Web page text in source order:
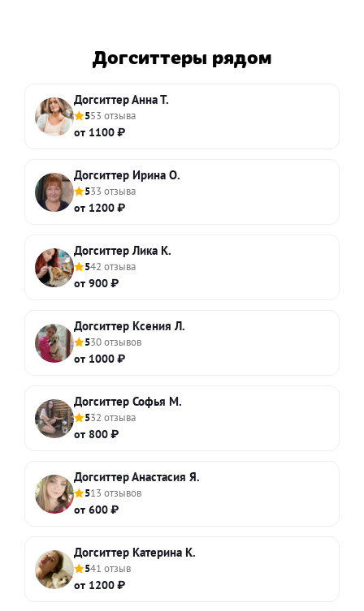
Догситтеры рядом
Догситтер Анна Т.
553 отзыва
от 1100 ₽
Догситтер Ирина О.
533 отзыва
от 1200 ₽
Догситтер Лика К.
542 отзыва
от 900 ₽
Догситтер Ксения Л.
530 отзывов
от 1000 ₽
Догситтер Софья М.
532 отзыва
от 800 ₽
Догситтер Анастасия Я.
513 отзывов
от 600 ₽
Догситтер Катерина К.
541 отзыв
от 1200 ₽